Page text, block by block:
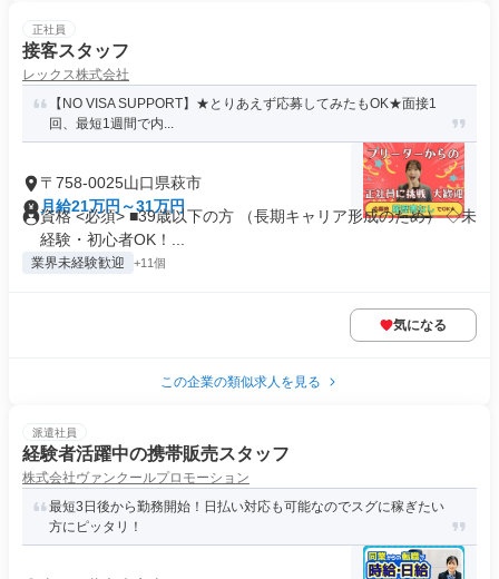
正社員
接客スタッフ
レックス株式会社
【NO VISA SUPPORT】★とりあえず応募してみたもOK★面接1
回、最短1週間で内...
〒758-0025山口県萩市
月給21万円～31万円
資格 <必須> ■39歳以下の方 （長期キャリア形成のため） ◇未
経験・初心者OK！...
業界未経験歓迎 +11個
気になる
この企業の類似求人を見る
派遣社員
経験者活躍中の携帯販売スタッフ
株式会社ヴァンクールプロモーション
最短3日後から勤務開始！日払い対応も可能なのでスグに稼ぎたい
方にピッタリ！